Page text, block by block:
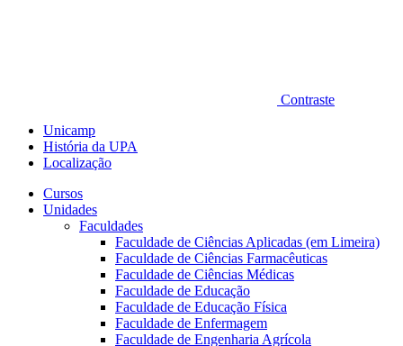
Contraste
Unicamp
História da UPA
Localização
Cursos
Unidades
Faculdades
Faculdade de Ciências Aplicadas (em Limeira)
Faculdade de Ciências Farmacêuticas
Faculdade de Ciências Médicas
Faculdade de Educação
Faculdade de Educação Física
Faculdade de Enfermagem
Faculdade de Engenharia Agrícola